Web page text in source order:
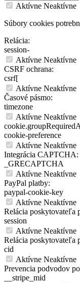
Aktívne Neaktívne
Súbory cookies
Relácia:
session-
Aktívne Neaktívne
CSRF ochrana:
csrf[
Aktívne Neaktívne
Časové pásmo:
timezone
Aktívne Neaktívne
cookie-preference
Aktívne Neaktívne
Integrácia CAPTCHA:
_GRECAPTCHA
Aktívne Neaktívne
PayPal platby:
paypal-cookie-key
Aktívne Neaktívne
Relácia poskytovateľa
session
Aktívne Neaktívne
Relácia poskytovateľa
cid
Aktívne Neaktívne
Prevencia podvodov
__stripe_mid